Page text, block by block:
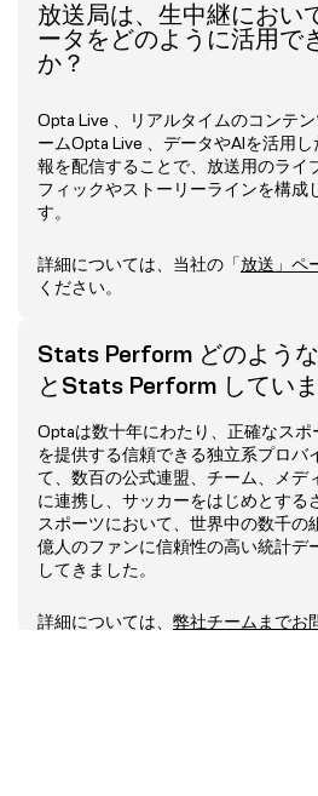
放送局は、生中継におい
ータをどのように活用で
か？
Opta Live 、リアルタイムのコンテン
ームOpta Live 、データやAIを活用
報を配信することで、放送用のライ
フィックやストーリーラインを構成
す。
詳細については、当社の「放送」ペ
ください。
Stats Perform どのよう
とStats Perform してい
Optaは数十年にわたり、正確なスポ
を提供する信頼できる独立系プロバ
て、数百の公式連盟、チーム、メデ
に連携し、サッカーをはじめとする
スポーツにおいて、世界中の数千の
億人のファンに信頼性の高い統計デ
してきました。
詳細については、 弊社チームまでお